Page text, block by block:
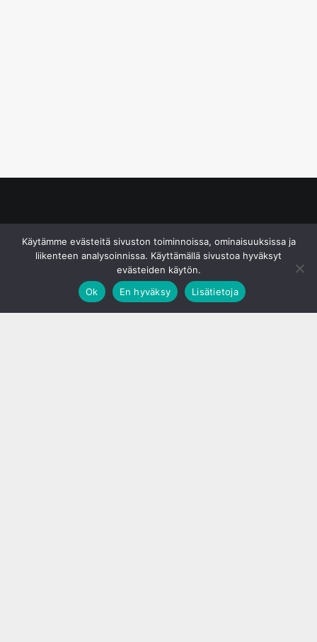
Käytämme evästeitä sivuston toiminnoissa, ominaisuuksissa ja
liikenteen analysoinnissa. Käyttämällä sivustoa hyväksyt
evästeiden käytön.
Ok
En hyväksy Lisätietoja